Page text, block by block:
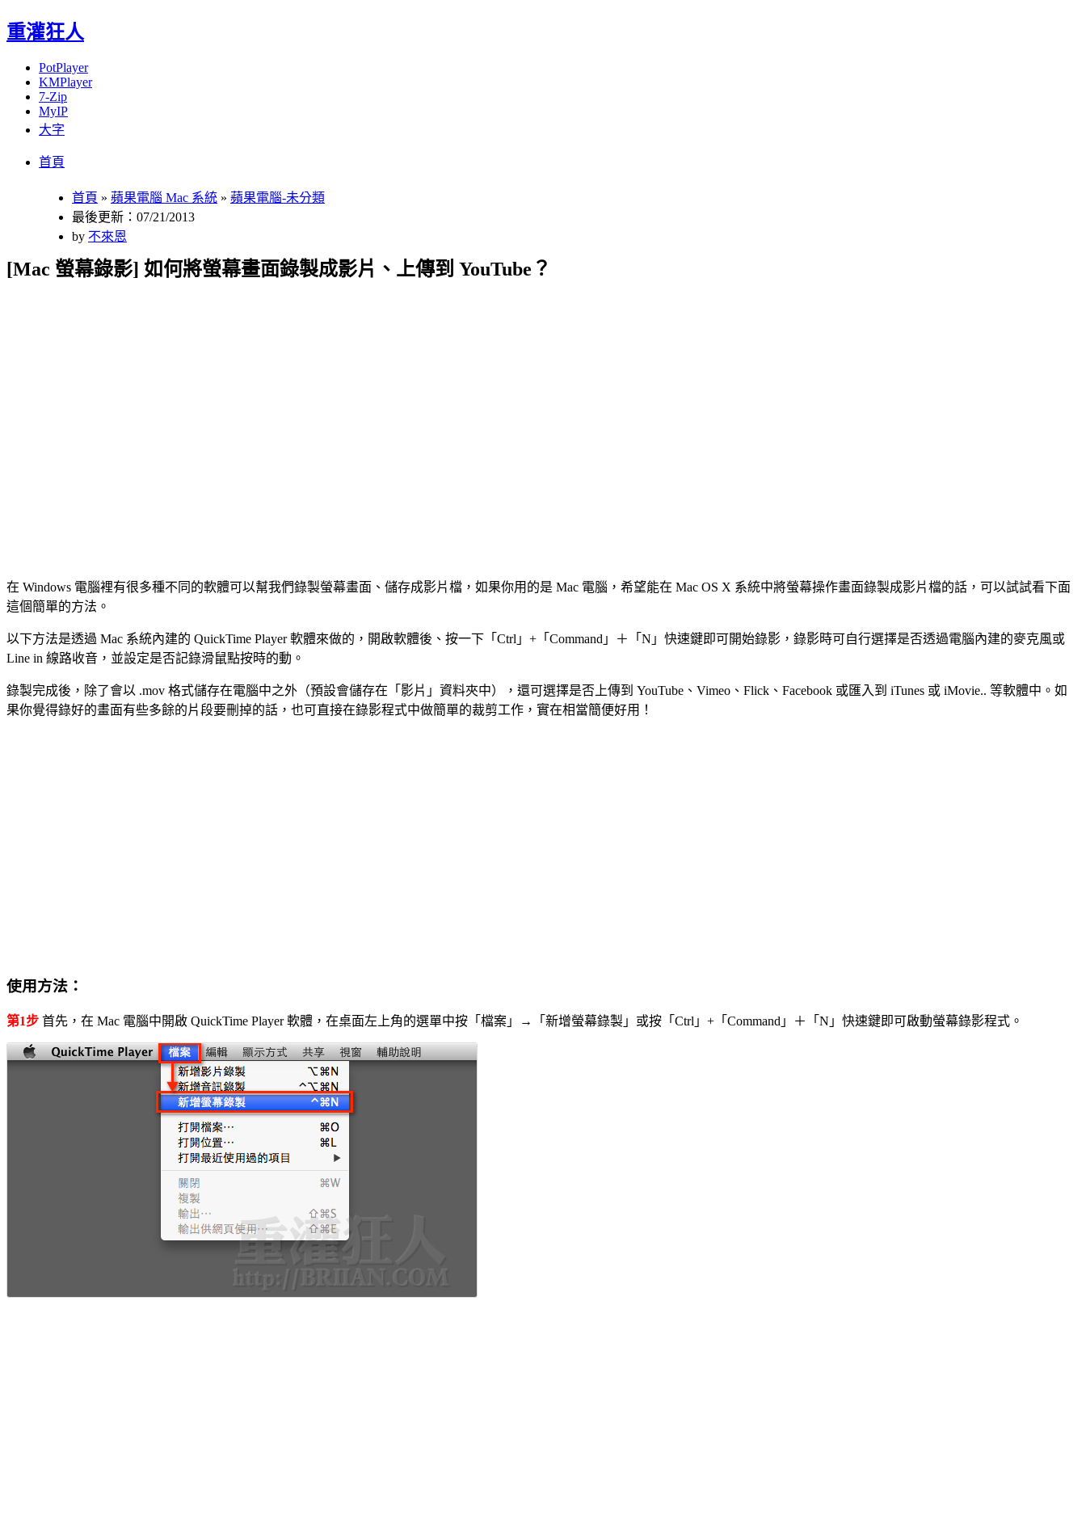
重灌狂人
PotPlayer
KMPlayer
7-Zip
MyIP
大字
首頁
首頁 » 蘋果電腦 Mac 系統 » 蘋果電腦-未分類
最後更新：07/21/2013
by 不來恩
[Mac 螢幕錄影] 如何將螢幕畫面錄製成影片、上傳到 YouTube？
在 Windows 電腦裡有很多種不同的軟體可以幫我們錄製螢幕畫面、儲存成影片檔，如果你用的是 Mac 電腦，希望能在 Mac OS X 系統中將螢幕操作畫面錄製成影片檔的話，可以試試看下面
這個簡單的方法。
以下方法是透過 Mac 系統內建的 QuickTime Player 軟體來做的，開啟軟體後、按一下「Ctrl」+「Command」＋「N」快速鍵即可開始錄影，錄影時可自行選擇是否透過電腦內建的麥克風或
Line in 線路收音，並設定是否記錄滑鼠點按時的動。
錄製完成後，除了會以 .mov 格式儲存在電腦中之外（預設會儲存在「影片」資料夾中），還可選擇是否上傳到 YouTube、Vimeo、Flick、Facebook 或匯入到 iTunes 或 iMovie.. 等軟體中。如
果你覺得錄好的畫面有些多餘的片段要刪掉的話，也可直接在錄影程式中做簡單的裁剪工作，實在相當簡便好用！
使用方法：
第1步 首先，在 Mac 電腦中開啟 QuickTime Player 軟體，在桌面左上角的選單中按「檔案」→「新增螢幕錄製」或按「Ctrl」+「Command」＋「N」快速鍵即可啟動螢幕錄影程式。